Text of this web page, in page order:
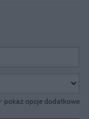
pokaż opcje dodatkowe